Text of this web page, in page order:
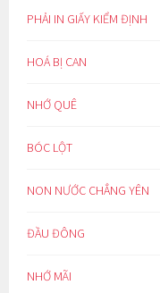
PHẢI IN GIẤY KIỂM ĐỊNH
HOÁ BỊ CAN
NHỚ QUÊ
BÓC LỘT
NON NƯỚC CHẲNG YÊN
ĐẦU ĐÔNG
NHỚ MÃI